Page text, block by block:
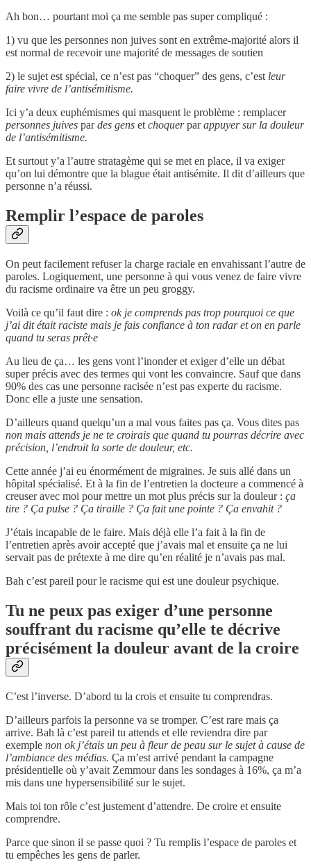
Ah bon… pourtant moi ça me semble pas super compliqué :
1) vu que les personnes non juives sont en extrême-majorité alors il
est normal de recevoir une majorité de messages de soutien
2) le sujet est spécial, ce n’est pas “choquer” des gens, c’est leur
faire vivre de l’antisémitisme.
Ici y’a deux euphémismes qui masquent le problème : remplacer
personnes juives pardes gens et choquerparappuyer sur la douleur
de l’antisémitisme.
Et surtout y’a l’autre stratagème qui se met en place, il va exiger
qu’on lui démontre que la blague était antisémite. Il dit d’ailleurs que
personne n’a réussi.
Remplir l’espace de paroles
On peut facilement refuser la charge raciale en envahissant l’autre de
paroles. Logiquement, une personne à qui vous venez de faire vivre
du racisme ordinaire va être un peu groggy.
Voilà ce qu’il faut dire : ok je comprends pas trop pourquoi ce que
j’ai dit était raciste mais je fais confiance à ton radar et on en parle
quand tu seras prêt·e
Au lieu de ça… les gens vont l’inonder et exiger d’elle un débat
super précis avec des termes qui vont les convaincre. Sauf que dans
90% des cas une personne racisée n’est pas experte du racisme.
Donc elle a juste une sensation.
D’ailleurs quand quelqu’un a mal vous faites pas ça. Vous dites pas
non mais attends je ne te croirais que quand tu pourras décrire avec
précision, l’endroit la sorte de douleur, etc.
Cette année j’ai eu énormément de migraines. Je suis allé dans un
hôpital spécialisé. Et à la fin de l’entretien la docteure a commencé à
creuser avec moi pour mettre un mot plus précis sur la douleur : ça
tire ? Ça pulse ? Ça tiraille ? Ça fait une pointe ? Ça envahit ?
J’étais incapable de le faire. Mais déjà elle l’a fait à la fin de
l’entretien après avoir accepté que j’avais mal et ensuite ça ne lui
servait pas de prétexte à me dire qu’en réalité je n’avais pas mal.
Bah c’est pareil pour le racisme qui est une douleur psychique.
Tu ne peux pas exiger d’une personne
souffrant du racisme qu’elle te décrive
précisément la douleur avant de la croire
C’est l’inverse. D’abord tu la crois et ensuite tu comprendras.
D’ailleurs parfois la personne va se tromper. C’est rare mais ça
arrive. Bah là c’est pareil tu attends et elle reviendra dire par
exemple non ok j’étais un peu à fleur de peau sur le sujet à cause de
l’ambiance des médias. Ça m’est arrivé pendant la campagne
présidentielle où y’avait Zemmour dans les sondages à 16%, ça m’a
mis dans une hypersensibilité sur le sujet.
Mais toi ton rôle c’est justement d’attendre. De croire et ensuite
comprendre.
Parce que sinon il se passe quoi ? Tu remplis l’espace de paroles et
tu empêches les gens de parler.